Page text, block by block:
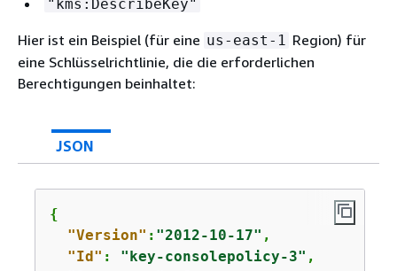
"kms:DescribeKey"
Hier ist ein Beispiel (für eine us-east-1 Region) für
eine Schlüsselrichtlinie, die die erforderlichen
Berechtigungen beinhaltet:
JSON
{
"Version" : "2012-10-17" ,
"Id" : "key-consolepolicy-3" ,